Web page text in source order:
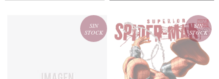
SIN
STOCK
SIN
STOCK